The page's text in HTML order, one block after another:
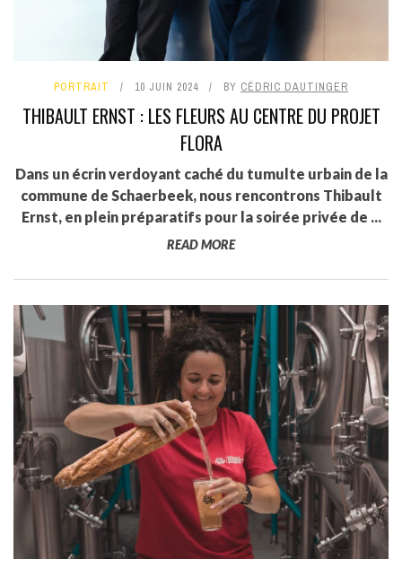
PORTRAIT 10 JUIN 2024 BY CÉDRIC DAUTINGER
THIBAULT ERNST : LES FLEURS AU CENTRE DU PROJET
FLORA
Dans un écrin verdoyant caché du tumulte urbain de la
commune de Schaerbeek, nous rencontrons Thibault
Ernst, en plein préparatifs pour la soirée privée de ...
READ MORE